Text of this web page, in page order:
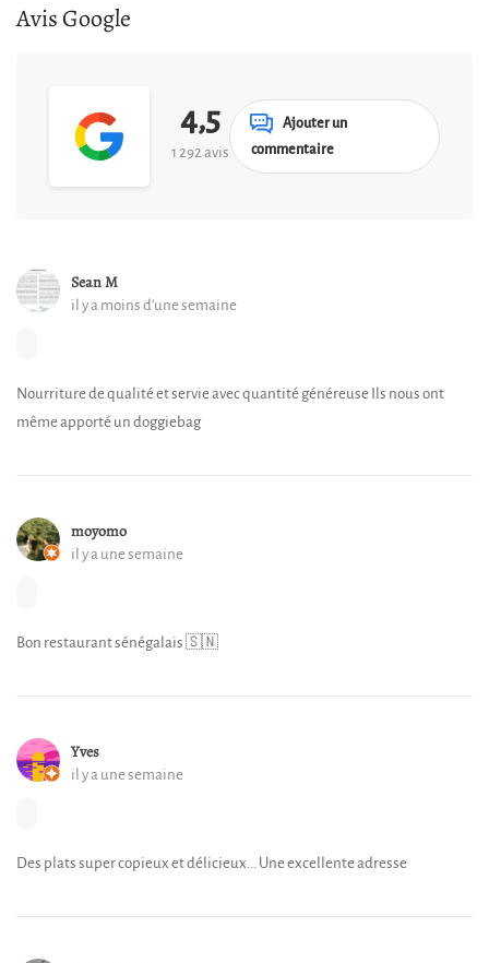
Avis Google
4,5
1 292 avis
Ajouter un
commentaire
Sean M
il y a moins d'une semaine
Nourriture de qualité et servie avec quantité généreuse Ils nous ont
même apporté un doggiebag
moyomo
il y a une semaine
Bon restaurant sénégalais 🇸🇳
Yves
il y a une semaine
Des plats super copieux et délicieux... Une excellente adresse